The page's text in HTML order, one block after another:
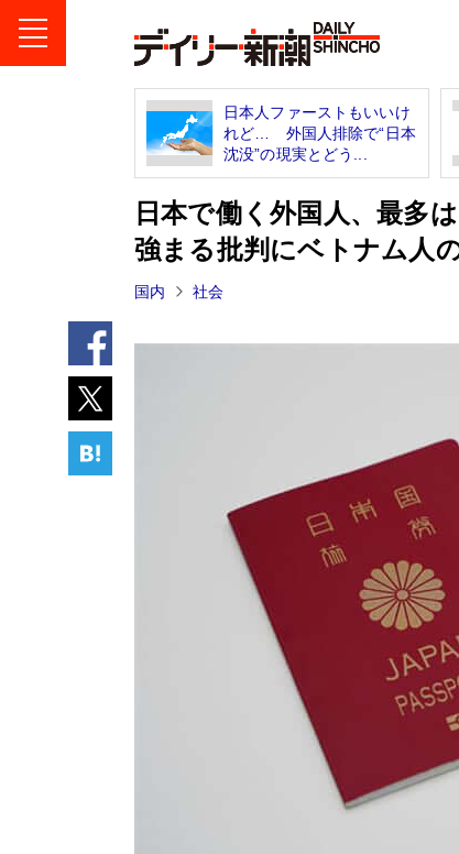
日本人ファーストもいいけ
れど… 外国人排除で“日本
沈没”の現実とどう...
日本で働く外国人、最多
強まる批判にベトナム人
国内 社会